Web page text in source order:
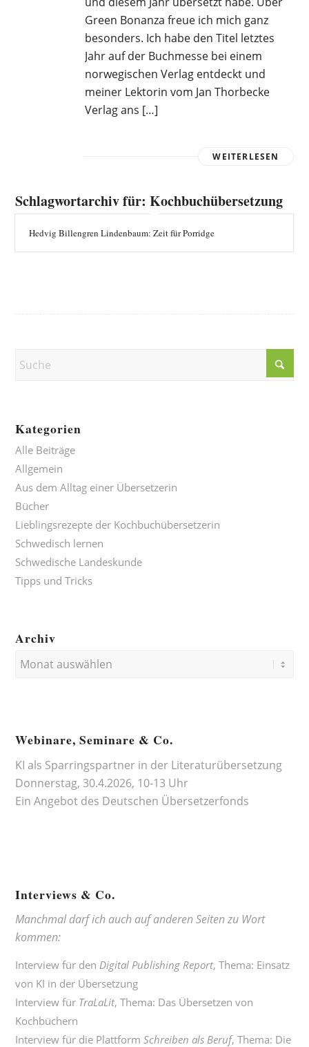
Green Bonanza freue ich mich ganz
besonders. Ich habe den Titel letztes
Jahr auf der Buchmesse bei einem
norwegischen Verlag entdeckt und
meiner Lektorin vom Jan Thorbecke
Verlag ans […]
WEITERLESEN
Schlagwortarchiv für:Kochbuchübersetzung
Hedvig Billengren Lindenbaum: Zeit für Porridge
Kategorien
Alle Beiträge
Allgemein
Aus dem Alltag einer Übersetzerin
Bücher
Lieblingsrezepte der Kochbuchübersetzerin
Schwedisch lernen
Schwedische Landeskunde
Tipps und Tricks
Archiv
Webinare, Seminare & Co.
KI als Sparringspartner in der Literaturübersetzung
Donnerstag, 30.4.2026, 10-13 Uhr
Ein Angebot des Deutschen Übersetzerfonds
Interviews & Co.
Manchmal darf ich auch auf anderen Seiten zu Wort
kommen:
Interview für den Digital Publishing Report, Thema: Einsatz
von KI in der Übersetzung
Interview für TraLaLit, Thema: Das Übersetzen von
Kochbüchern
Interview für die PlattformSchreiben als Beruf, Thema: Die